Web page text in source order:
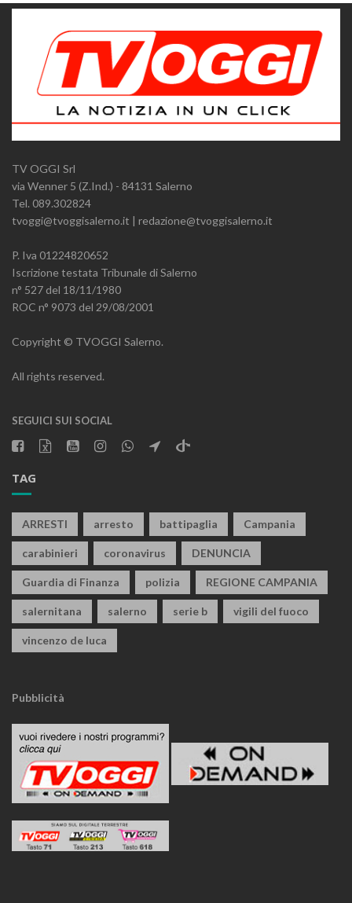
TV OGGI Srl
via Wenner 5 (Z.Ind.) - 84131 Salerno
Tel. 089.302824
tvoggi@tvoggisalerno.it | redazione@tvoggisalerno.it
P. Iva 01224820652
Iscrizione testata Tribunale di Salerno
n° 527 del 18/11/1980
ROC n° 9073 del 29/08/2001
Copyright © TVOGGI Salerno.
All rights reserved.
SEGUICI SUI SOCIAL
TAG
ARRESTI arresto battipaglia Campania
carabinieri coronavirus DENUNCIA
Guardia di Finanza polizia REGIONE CAMPANIA
salernitana salerno serie b vigili del fuoco
vincenzo de luca
Pubblicità